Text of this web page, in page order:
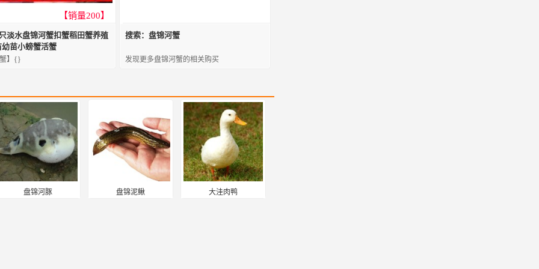
【销量200】
淡水盘锦河蟹扣蟹稻田蟹养殖
苗小螃蟹活蟹
】{}
搜索：盘锦河蟹
发现更多盘锦河蟹的相关购买
盘锦河豚 盘锦泥鳅 大洼肉鸭